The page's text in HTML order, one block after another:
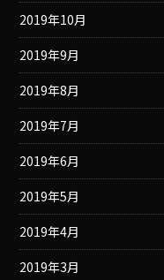
2019年10月
2019年9月
2019年8月
2019年7月
2019年6月
2019年5月
2019年4月
2019年3月